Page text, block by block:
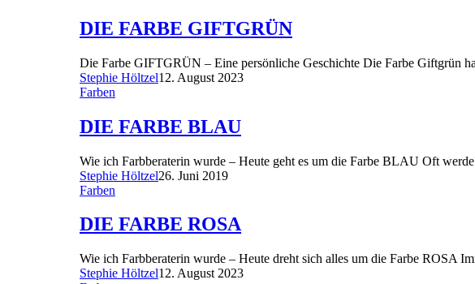
DIE FARBE GIFTGRÜN
Die Farbe GIFTGRÜN – Eine persönliche Geschichte Die Farbe Giftgrün
Stephie Höltzel12. August 2023
Farben
DIE FARBE BLAU
Wie ich Farbberaterin wurde – Heute geht es um die Farbe BLAU Oft
Stephie Höltzel26. Juni 2019
Farben
DIE FARBE ROSA
Wie ich Farbberaterin wurde – Heute dreht sich alles um die Farbe ROSA
Stephie Höltzel12. August 2023